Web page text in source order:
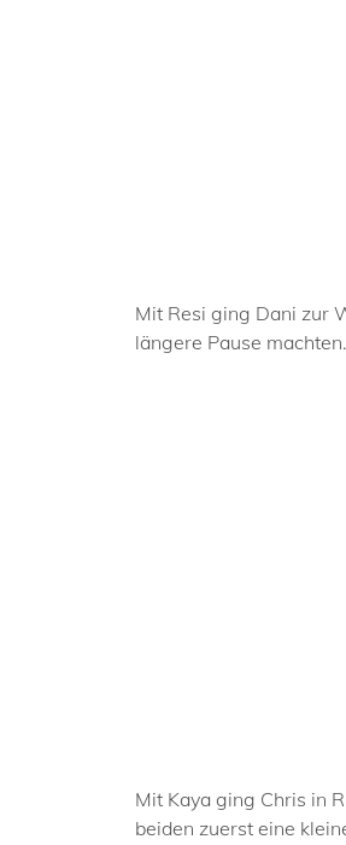
Mit Resi ging Dani zur
längere Pause
Mit Kaya ging Chris in
beiden zuerst eine